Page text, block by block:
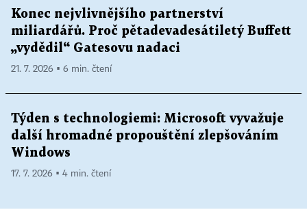
Konec nejvlivnějšího partnerství
miliardářů. Proč pětadevadesátiletý Buffett
„vydědil“ Gatesovu nadaci
21. 7. 2026 ▪ 6 min. čtení
Týden s technologiemi: Microsoft vyvažuje
další hromadné propouštění zlepšováním
Windows
17. 7. 2026 ▪ 4 min. čtení